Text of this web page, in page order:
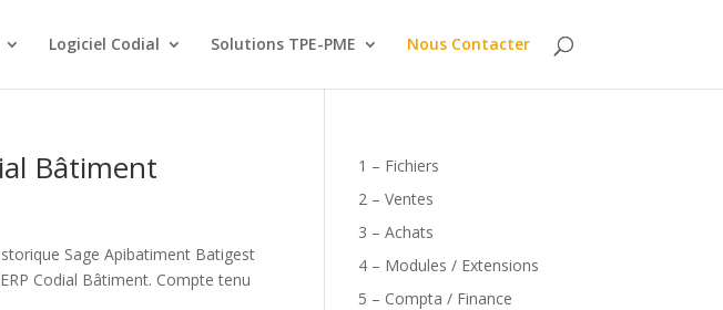
Logiciel Codial Solutions TPE-PME Nous Contacter
Bâtiment
Sage Apibatiment Batigest
Codial Bâtiment. Compte tenu
1 – Fichiers
2 – Ventes
3 – Achats
4 – Modules / Extensions
5 – Compta / Finance